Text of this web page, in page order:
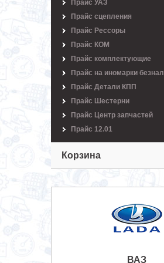
Прайс УАЗ
Прайс сцепления
Прайс Рессоры
Прайс КОМ
Прайс комплектующие
Прайс на иномарки безнал
Прайс Детали КПП
Прайс Шестерни
Прайс Центр запчастей
Прайс 12.01
Корзина
ВАЗ